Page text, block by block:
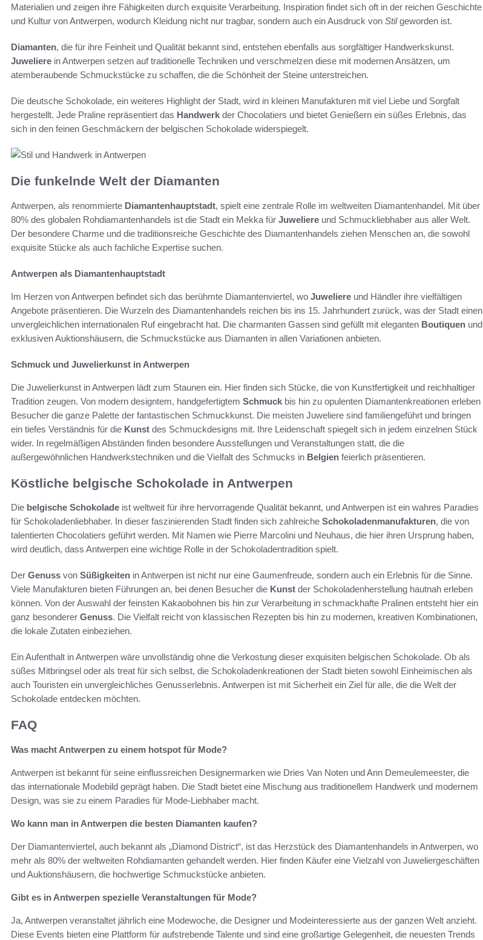
Materialien und zeigen ihre Fähigkeiten durch exquisite Verarbeitung. Inspiration findet sich oft in der reichen Geschichte
und Kultur von Antwerpen, wodurch Kleidung nicht nur tragbar, sondern auch ein Ausdruck von Stilgeworden ist.
Diamanten, die für ihre Feinheit und Qualität bekannt sind, entstehen ebenfalls aus sorgfältiger Handwerkskunst.
Juweliere in Antwerpen setzen auf traditionelle Techniken und verschmelzen diese mit modernen Ansätzen, um
atemberaubende Schmuckstücke zu schaffen, die die Schönheit der Steine unterstreichen.
Die deutsche Schokolade, ein weiteres Highlight der Stadt, wird in kleinen Manufakturen mit viel Liebe und Sorgfalt
hergestellt. Jede Praline repräsentiert das Handwerk der Chocolatiers und bietet Genießern ein süßes Erlebnis, das
sich in den feinen Geschmäckern der belgischen Schokolade widerspiegelt.
Die funkelnde Welt der Diamanten
Antwerpen, als renommierte Diamantenhauptstadt, spielt eine zentrale Rolle im weltweiten Diamantenhandel. Mit über
80% des globalen Rohdiamantenhandels ist die Stadt ein Mekka für Juweliere und Schmuckliebhaber aus aller Welt.
Der besondere Charme und die traditionsreiche Geschichte des Diamantenhandels ziehen Menschen an, die sowohl
exquisite Stücke als auch fachliche Expertise suchen.
Antwerpen als Diamantenhauptstadt
Im Herzen von Antwerpen befindet sich das berühmte Diamantenviertel, wo Juweliere und Händler ihre vielfältigen
Angebote präsentieren. Die Wurzeln des Diamantenhandels reichen bis ins 15. Jahrhundert zurück, was der Stadt einen
unvergleichlichen internationalen Ruf eingebracht hat. Die charmanten Gassen sind gefüllt mit eleganten Boutiquen und
exklusiven Auktionshäusern, die Schmuckstücke aus Diamanten in allen Variationen anbieten.
Schmuck und Juwelierkunst in Antwerpen
Die Juwelierkunst in Antwerpen lädt zum Staunen ein. Hier finden sich Stücke, die von Kunstfertigkeit und reichhaltiger
Tradition zeugen. Von modern designtem, handgefertigtem Schmuck bis hin zu opulenten Diamantenkreationen erleben
Besucher die ganze Palette der fantastischen Schmuckkunst. Die meisten Juweliere sind familiengeführt und bringen
ein tiefes Verständnis für die Kunst des Schmuckdesigns mit. Ihre Leidenschaft spiegelt sich in jedem einzelnen Stück
wider. In regelmäßigen Abständen finden besondere Ausstellungen und Veranstaltungen statt, die die
außergewöhnlichen Handwerkstechniken und die Vielfalt des Schmucks in Belgien feierlich präsentieren.
Köstliche belgische Schokolade in Antwerpen
Die belgische Schokolade ist weltweit für ihre hervorragende Qualität bekannt, und Antwerpen ist ein wahres Paradies
für Schokoladenliebhaber. In dieser faszinierenden Stadt finden sich zahlreiche Schokoladenmanufakturen, die von
talentierten Chocolatiers geführt werden. Mit Namen wie Pierre Marcolini und Neuhaus, die hier ihren Ursprung haben,
wird deutlich, dass Antwerpen eine wichtige Rolle in der Schokoladentradition spielt.
Der Genuss von Süßigkeiten in Antwerpen ist nicht nur eine Gaumenfreude, sondern auch ein Erlebnis für die Sinne.
Viele Manufakturen bieten Führungen an, bei denen Besucher die Kunst der Schokoladenherstellung hautnah erleben
können. Von der Auswahl der feinsten Kakaobohnen bis hin zur Verarbeitung in schmackhafte Pralinen entsteht hier ein
ganz besonderer Genuss. Die Vielfalt reicht von klassischen Rezepten bis hin zu modernen, kreativen Kombinationen,
die lokale Zutaten einbeziehen.
Ein Aufenthalt in Antwerpen wäre unvollständig ohne die Verkostung dieser exquisiten belgischen Schokolade. Ob als
süßes Mitbringsel oder als treat für sich selbst, die Schokoladenkreationen der Stadt bieten sowohl Einheimischen als
auch Touristen ein unvergleichliches Genusserlebnis. Antwerpen ist mit Sicherheit ein Ziel für alle, die die Welt der
Schokolade entdecken möchten.
FAQ
Was macht Antwerpen zu einem hotspot für Mode?
Antwerpen ist bekannt für seine einflussreichen Designermarken wie Dries Van Noten und Ann Demeulemeester, die
das internationale Modebild geprägt haben. Die Stadt bietet eine Mischung aus traditionellem Handwerk und modernem
Design, was sie zu einem Paradies für Mode-Liebhaber macht.
Wo kann man in Antwerpen die besten Diamanten kaufen?
Der Diamantenviertel, auch bekannt als „Diamond District“, ist das Herzstück des Diamantenhandels in Antwerpen, wo
mehr als 80% der weltweiten Rohdiamanten gehandelt werden. Hier finden Käufer eine Vielzahl von Juweliergeschäften
und Auktionshäusern, die hochwertige Schmuckstücke anbieten.
Gibt es in Antwerpen spezielle Veranstaltungen für Mode?
Ja, Antwerpen veranstaltet jährlich eine Modewoche, die Designer und Modeinteressierte aus der ganzen Welt anzieht.
Diese Events bieten eine Plattform für aufstrebende Talente und sind eine großartige Gelegenheit, die neuesten Trends